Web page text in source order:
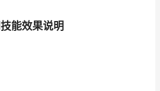
能效果说明